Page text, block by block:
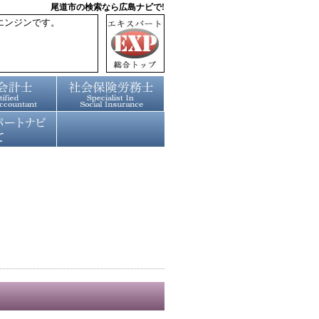
尾道市の検索なら広島ナビで!
ジンです。